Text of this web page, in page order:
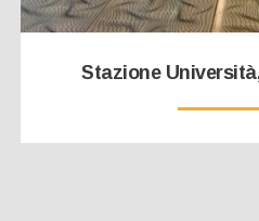
Stazione